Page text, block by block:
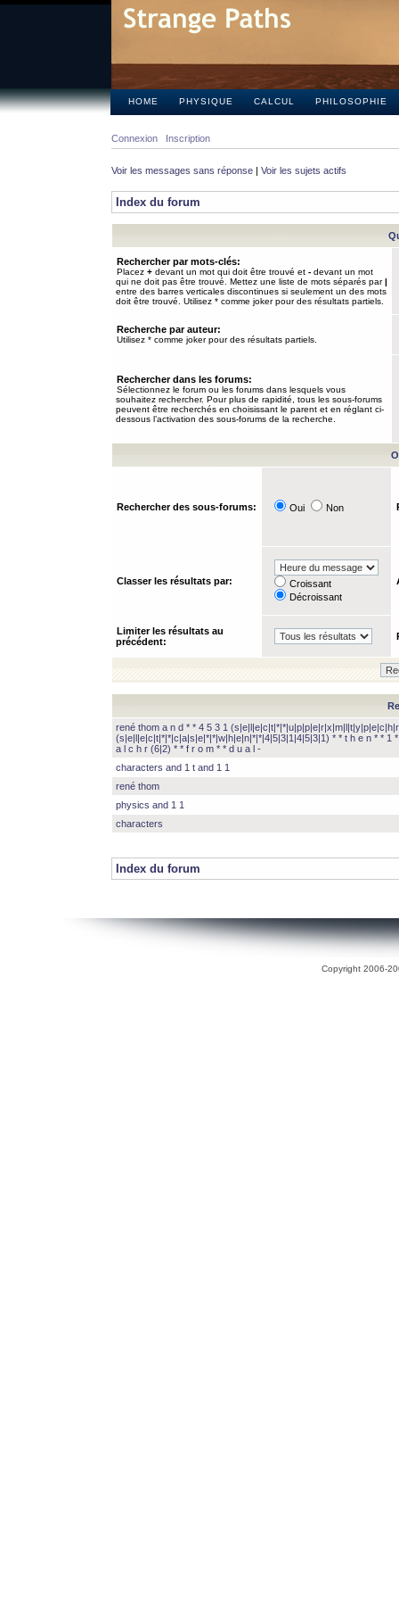
HOME PHYSIQUE CALCUL PHILOSOPHIE
Connexion Inscription
Voir les messages sans réponse | Voir les sujets actifs
Index du forum
Rechercher par mots-clés:
Placez + devant un mot qui doit être trouvé et - devant un mot
qui ne doit pas être trouvé. Mettez une liste de mots séparés par|
entre des barres verticales discontinues si seulement un des mots
doit être trouvé. Utilisez * comme joker pour des résultats partiels.
Recherche par auteur:
Utilisez * comme joker pour des résultats partiels.
Rechercher dans les forums:
Sélectionnez le forum ou les forums dans lesquels vous
souhaitez rechercher. Pour plus de rapidité, tous les sous-forums
peuvent être recherchés en choisissant le parent et en réglant ci-
dessous l’activation des sous-forums de la recherche.
Rechercher des sous-forums: Oui Non
Classer les résultats par:
Croissant
Décroissant
Limiter les résultats au
précédent:
rené thom a n d * * 4 5 3 1
(s|e|l|e|c|t|*|*|c|a|s|e|*|*|w|h|e|n|*|*|4|5|3|1|4|5|3|1) * * t h e n * * 1
a l c h r (6|2) * * f r o m * * d u a l -
characters and 1 t and 1 1
rené thom
physics and 1 1
characters
Index du forum
Copyright 2006-